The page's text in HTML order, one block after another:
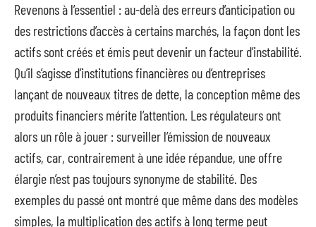
Revenons à l’essentiel : au-delà des erreurs d’anticipation ou
des restrictions d’accès à certains marchés, la façon dont les
actifs sont créés et émis peut devenir un facteur d’instabilité.
Qu’il s’agisse d’institutions financières ou d’entreprises
lançant de nouveaux titres de dette, la conception même des
produits financiers mérite l’attention. Les régulateurs ont
alors un rôle à jouer : surveiller l’émission de nouveaux
actifs, car, contrairement à une idée répandue, une offre
élargie n’est pas toujours synonyme de stabilité. Des
exemples du passé ont montré que même dans des modèles
simples, la multiplication des actifs à long terme peut